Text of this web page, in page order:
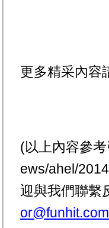
更多精采內容
(以上內容參
ews/ahel/
迎與我們聯繫